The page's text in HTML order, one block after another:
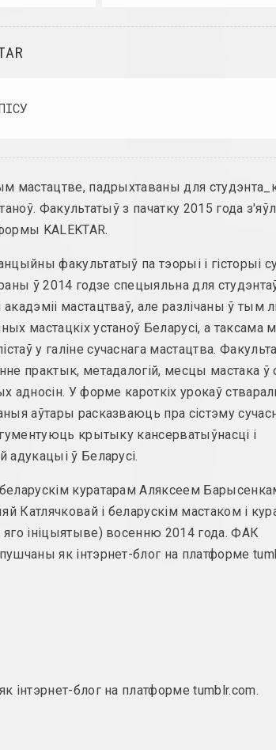
інстытуцыя
Культуры
актрыса
дызайнер, паэт, культуролаг
Анікейчык
пісьменнік
перформерка
Арт-
інтэрнэт рэсурс,
Тадэвуша
Арт-Сядзіба
культурны цэнтр
Артэль
суполка
ARTONIST
Артэль
аб'яднанне
мастацтве, падрыхтаваны для
Факультатыў з пачатку 2015 года
KALEKTAR.
факультатыў па тэорыі і гісторыі
ў 2014 годзе спецыяльна для
мастацтваў, але разлічаны ў тым
мастацкіх устаноў Беларусі, а таксама
у галіне сучаснага мастацтва.
практык, метадалогій, месцы мастака ў
адносін. У форме кароткіх урокаў
аўтары расказваюць пра сістэму
крытыку кансерватыўнасці і
адукацыі ў Беларусі.
куратарам Аляксеем
Катлячковай і беларускім мастаком і
ініцыятыве) восенню 2014 года. ФАК
як інтэрнет-блог на платформе
інтэрнет-блог на платформе tumblr.com.